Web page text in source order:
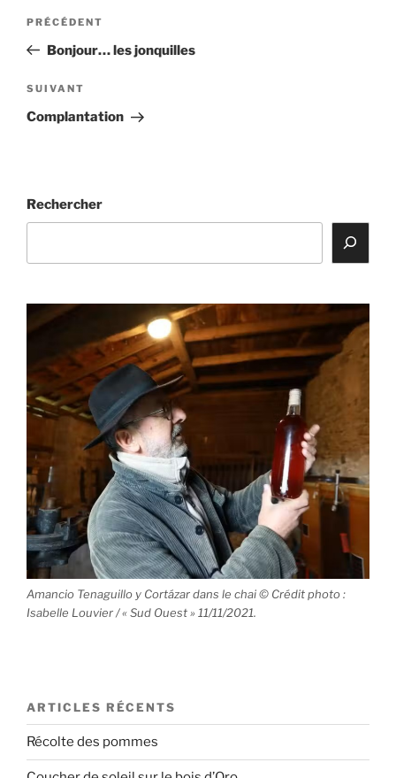
Navigation
l’article
Article
précédent
PRÉCÉDENT
Bonjour… les jonquilles
Article
suivant
SUIVANT
Complantation
Rechercher
Amancio Tenaguillo y Cortázar dans le chai © Crédit photo :
Isabelle Louvier / « Sud Ouest » 11/11/2021.
ARTICLES RÉCENTS
Récolte des pommes